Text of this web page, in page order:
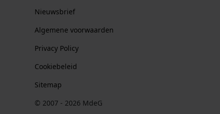
Nieuwsbrief
Algemene voorwaarden
Privacy Policy
Cookiebeleid
Sitemap
© 2007 - 2026 MdeG